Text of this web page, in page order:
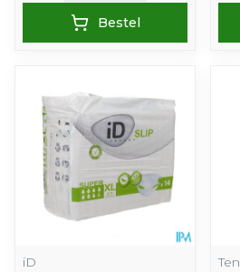
Bestel
iD